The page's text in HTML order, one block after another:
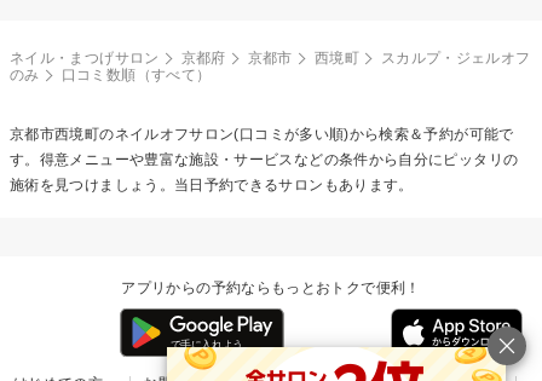
ネイル・まつげサロン 京都府 京都市 西境町
スカルプ・ジェルオフ
のみ
口コミ数順（すべて）
京都市西境町のネイルオフサロン(口コミが多い順)から検索＆予約が可能で
す。得意メニューや豊富な施設・サービスなどの条件から自分にピッタリの
施術を見つけましょう。当日予約できるサロンもあります。
アプリからの予約ならもっとおトクで便利！